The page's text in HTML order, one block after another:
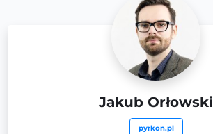
Jakub Orłowski
pyrkon.pl